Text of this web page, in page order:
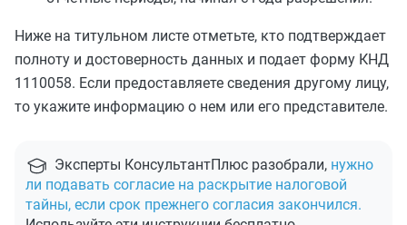
Ниже на титульном листе отметьте, кто подтверждает
полноту и достоверность данных и подает форму КНД
1110058. Если предоставляете сведения другому лицу,
то укажите информацию о нем или его представителе.
Эксперты КонсультантПлюс разобрали, нужно
ли подавать согласие на раскрытие налоговой
тайны, если срок прежнего согласия закончился.